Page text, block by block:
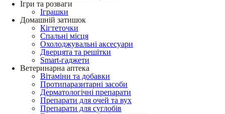
Ігри та розваги
Іграшки
Домашній затишок
Кігтеточки
Спальні місця
Охолоджувальні аксесуари
Дверцята та решітки
Smart-гаджети
Ветеринарна аптека
Вітаміни та добавки
Протипаразитарні засоби
Дерматологічні препарати
Препарати для очей та вух
Препарати для суглобів